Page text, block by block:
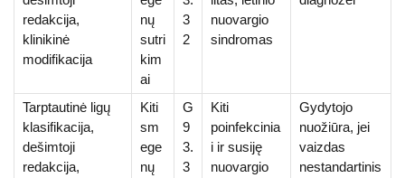
redakcija,
klinikinė
modifikacija
nų
sutri
kim
ai
3
2
nuovargio
sindromas
Tarptautinė ligų
klasifikacija,
dešimtoji
redakcija,
Kiti
sm
ege
nų
G
9
3.
3
Kiti
poinfekcinia
i ir susiję
nuovargio
Gydytojo
nuožiūra, jei
vaizdas
nestandartinis